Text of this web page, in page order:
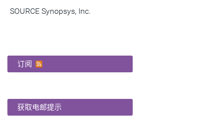
SOURCE Synopsys, Inc.
订阅
获取电邮提示